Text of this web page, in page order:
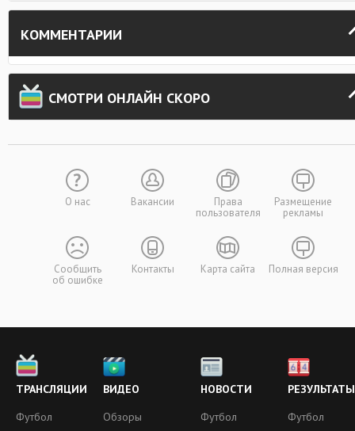
КОММЕНТАРИИ
СМОТРИ ОНЛАЙН СКОРО
О нас Вакансии
Права
пользователя
Размещение
рекламы
Сообщить
об ошибке
Контакты Карта сайта Полная версия
ТРАНСЛЯЦИИ
Футбол
ВИДЕО
Обзоры
НОВОСТИ
Футбол
РЕЗУЛЬТАТЫ
Футбол